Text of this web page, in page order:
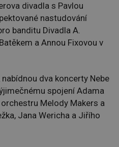
divadla s Pavlou
nastudování
banditu Divadla A.
a Annou Fixovou v
dva koncerty Nebe
spojení Adama
orchestru Melody Makers a
Jana Wericha a Jiřího